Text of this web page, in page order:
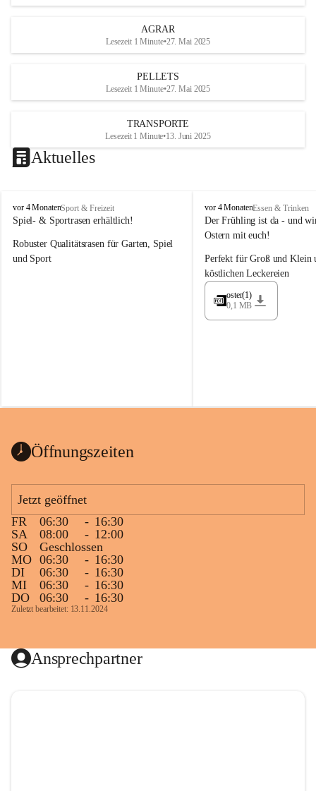
office@mayer-lipsch.at
AGRAR
Lesezeit 1 Minute•27. Mai 2025
PELLETS
Lesezeit 1 Minute•27. Mai 2025
TRANSPORTE
Lesezeit 1 Minute•13. Juni 2025
Aktuelles
M
a
e
r
vor 4 MonatenSport & Freizeit
Spiel- & Sportrasen erhältlich!
Robuster Qualitätsrasen für Garten, Spiel
und Sport
M
a
y
r
G
ü
e
vor 4 MonatenEssen & Trinken
Der Frühling ist da - und
Ostern mit euch!
Perfekt für Groß und Klein
köstlichen Leckereien
oster(1)
0,1 MB
Öffnungszeiten
Jetzt geöffnet
FR
06:30 - 16:30
SA
08:00 - 12:00
SO
Geschlossen
MO 06:30 - 16:30
DI
06:30 - 16:30
MI
06:30 - 16:30
DO
06:30 - 16:30
Zuletzt bearbeitet: 13.11.2024
Ansprechpartner